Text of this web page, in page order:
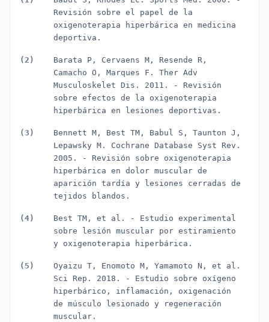
Revisión sobre el papel de la
oxigenoterapia hiperbárica en medicina
deportiva.
Barata P, Cervaens M, Resende R,
Camacho O, Marques F. Ther Adv
Musculoskelet Dis. 2011. - Revisión
sobre efectos de la oxigenoterapia
hiperbárica en lesiones deportivas.
Bennett M, Best TM, Babul S, Taunton J,
Lepawsky M. Cochrane Database Syst Rev.
2005. - Revisión sobre oxigenoterapia
hiperbárica en dolor muscular de
aparición tardía y lesiones cerradas de
tejidos blandos.
Best TM, et al. - Estudio experimental
sobre lesión muscular por estiramiento
y oxigenoterapia hiperbárica.
Oyaizu T, Enomoto M, Yamamoto N, et al.
Sci Rep. 2018. - Estudio sobre oxígeno
hiperbárico, inflamación, oxigenación
de músculo lesionado y regeneración
muscular.